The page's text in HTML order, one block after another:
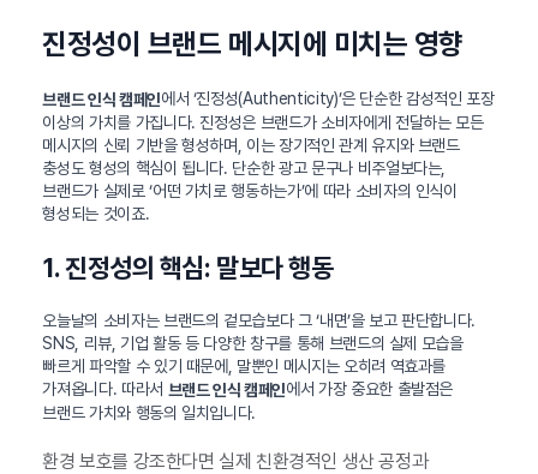
진정성이 브랜드 메시지에 미치는 영향
브랜드 인식 캠페인에서 ‘진정성(Authenticity)’은 단순한 감성적인 포장
이상의 가치를 가집니다. 진정성은 브랜드가 소비자에게 전달하는 모든
메시지의 신뢰 기반을 형성하며, 이는 장기적인 관계 유지와 브랜드
충성도 형성의 핵심이 됩니다. 단순한 광고 문구나 비주얼보다는,
브랜드가 실제로 ‘어떤 가치로 행동하는가’에 따라 소비자의 인식이
형성되는 것이죠.
1. 진정성의 핵심: 말보다 행동
오늘날의 소비자는 브랜드의 겉모습보다 그 ‘내면’을 보고 판단합니다.
SNS, 리뷰, 기업 활동 등 다양한 창구를 통해 브랜드의 실제 모습을
빠르게 파악할 수 있기 때문에, 말뿐인 메시지는 오히려 역효과를
가져옵니다. 따라서 브랜드 인식 캠페인에서 가장 중요한 출발점은
브랜드 가치와 행동의 일치입니다.
환경 보호를 강조한다면 실제 친환경적인 생산 공정과